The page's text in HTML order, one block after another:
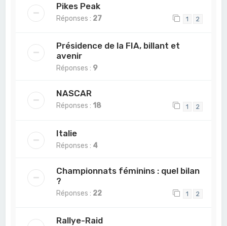
Pikes Peak
Réponses : 27 1 2
Présidence de la FIA, billant et
avenir
Réponses : 9
NASCAR
Réponses : 18 1 2
Italie
Réponses : 4
Championnats féminins : quel bilan
?
Réponses : 22 1 2
Rallye-Raid